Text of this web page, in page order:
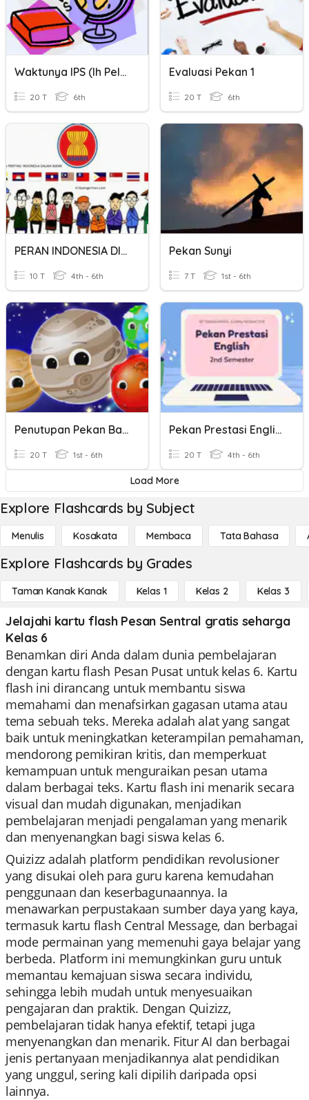
Waktunya IPS (ih Pelan-Pelan Pak Supir)
20 T 6th
Evaluasi Pekan 1
20 T 6th
PERAN INDONESIA DI ASEAN
10 T 4th - 6th
Pekan Sunyi
7 T 1st - 6th
Penutupan Pekan Bahasa
20 T 1st - 6th
Pekan Prestasi English
20 T 4th - 6th
Load More
Explore Flashcards by Subject
Menulis Kosakata Membaca Tata Bahasa
Explore Flashcards by Grades
Taman Kanak Kanak Kelas 1 Kelas 2 Kelas 3
Jelajahi kartu flash Pesan Sentral gratis seharga
Kelas 6
Benamkan diri Anda dalam dunia pembelajaran
dengan kartu flash Pesan Pusat untuk kelas 6. Kartu
flash ini dirancang untuk membantu siswa
memahami dan menafsirkan gagasan utama atau
tema sebuah teks. Mereka adalah alat yang sangat
baik untuk meningkatkan keterampilan pemahaman,
mendorong pemikiran kritis, dan memperkuat
kemampuan untuk menguraikan pesan utama
dalam berbagai teks. Kartu flash ini menarik secara
visual dan mudah digunakan, menjadikan
pembelajaran menjadi pengalaman yang menarik
dan menyenangkan bagi siswa kelas 6.
Quizizz adalah platform pendidikan revolusioner
yang disukai oleh para guru karena kemudahan
penggunaan dan keserbagunaannya. Ia
menawarkan perpustakaan sumber daya yang kaya,
termasuk kartu flash Central Message, dan berbagai
mode permainan yang memenuhi gaya belajar yang
berbeda. Platform ini memungkinkan guru untuk
memantau kemajuan siswa secara individu,
sehingga lebih mudah untuk menyesuaikan
pengajaran dan praktik. Dengan Quizizz,
pembelajaran tidak hanya efektif, tetapi juga
menyenangkan dan menarik. Fitur AI dan berbagai
jenis pertanyaan menjadikannya alat pendidikan
yang unggul, sering kali dipilih daripada opsi
lainnya.